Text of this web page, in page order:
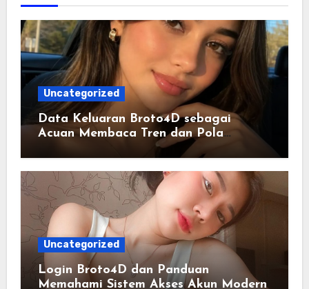
Uncategorized
Data Keluaran Broto4D sebagai
Acuan Membaca Tren dan Pola
Statistik Harian
Uncategorized
Login Broto4D dan Panduan
Memahami Sistem Akses Akun Modern